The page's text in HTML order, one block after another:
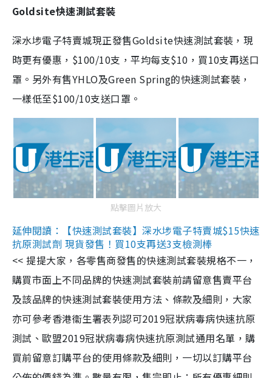
Goldsite快速測試套裝
深水埗電子特賣城現正發售Goldsite快速測試套裝，現
時更有優惠，$100/10支，平均每支$10，買10支再送口
罩。另外有售YHLO及Green Spring的快速測試套裝，
一樣低至$100/10支送口罩。
點擊圖片放大
延伸閱讀：【快速測試套裝】深水埗電子特賣城$15快速
抗原測試劑 現貨發售！買10支再送3支檢測棒
<< 提提大家，各零售商發售的快速測試套裝規格不一，
購買市面上不同品牌的快速測試套裝前請留意售賣平台
及該品牌的快速測試套裝使用方法、條款及細則，大家
亦可參考香港衞生署表列認可2019冠狀病毒病快速抗原
測試、歐盟2019冠狀病毒病快速抗原測試通用名單，購
買前留意訂購平台的使用條款及細則，一切以訂購平台